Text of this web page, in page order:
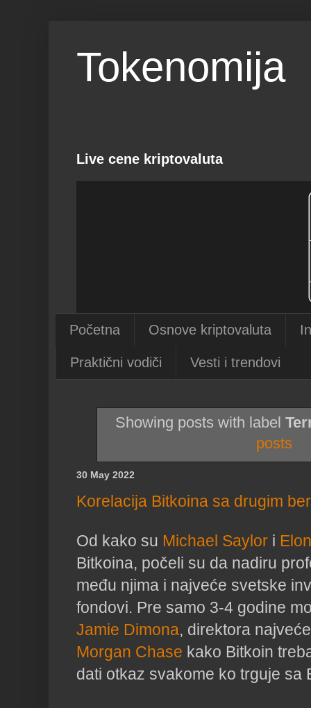
Tokenomija
Live cene kriptovaluta
Početna Osnove kriptovaluta
Praktični vodiči Vesti i trendovi
Showing posts with label
posts
30 May 2022
Korelacija Bitkoina sa drugim
Od kako su Michael Saylor i
Bitkoina, počeli su da nadiru
među njima i najveće svetske
fondovi. Pre samo 3-4 godine
Jamie Dimona, direktora
Morgan Chase kako Bitkoin
dati otkaz svakome ko trguje sa